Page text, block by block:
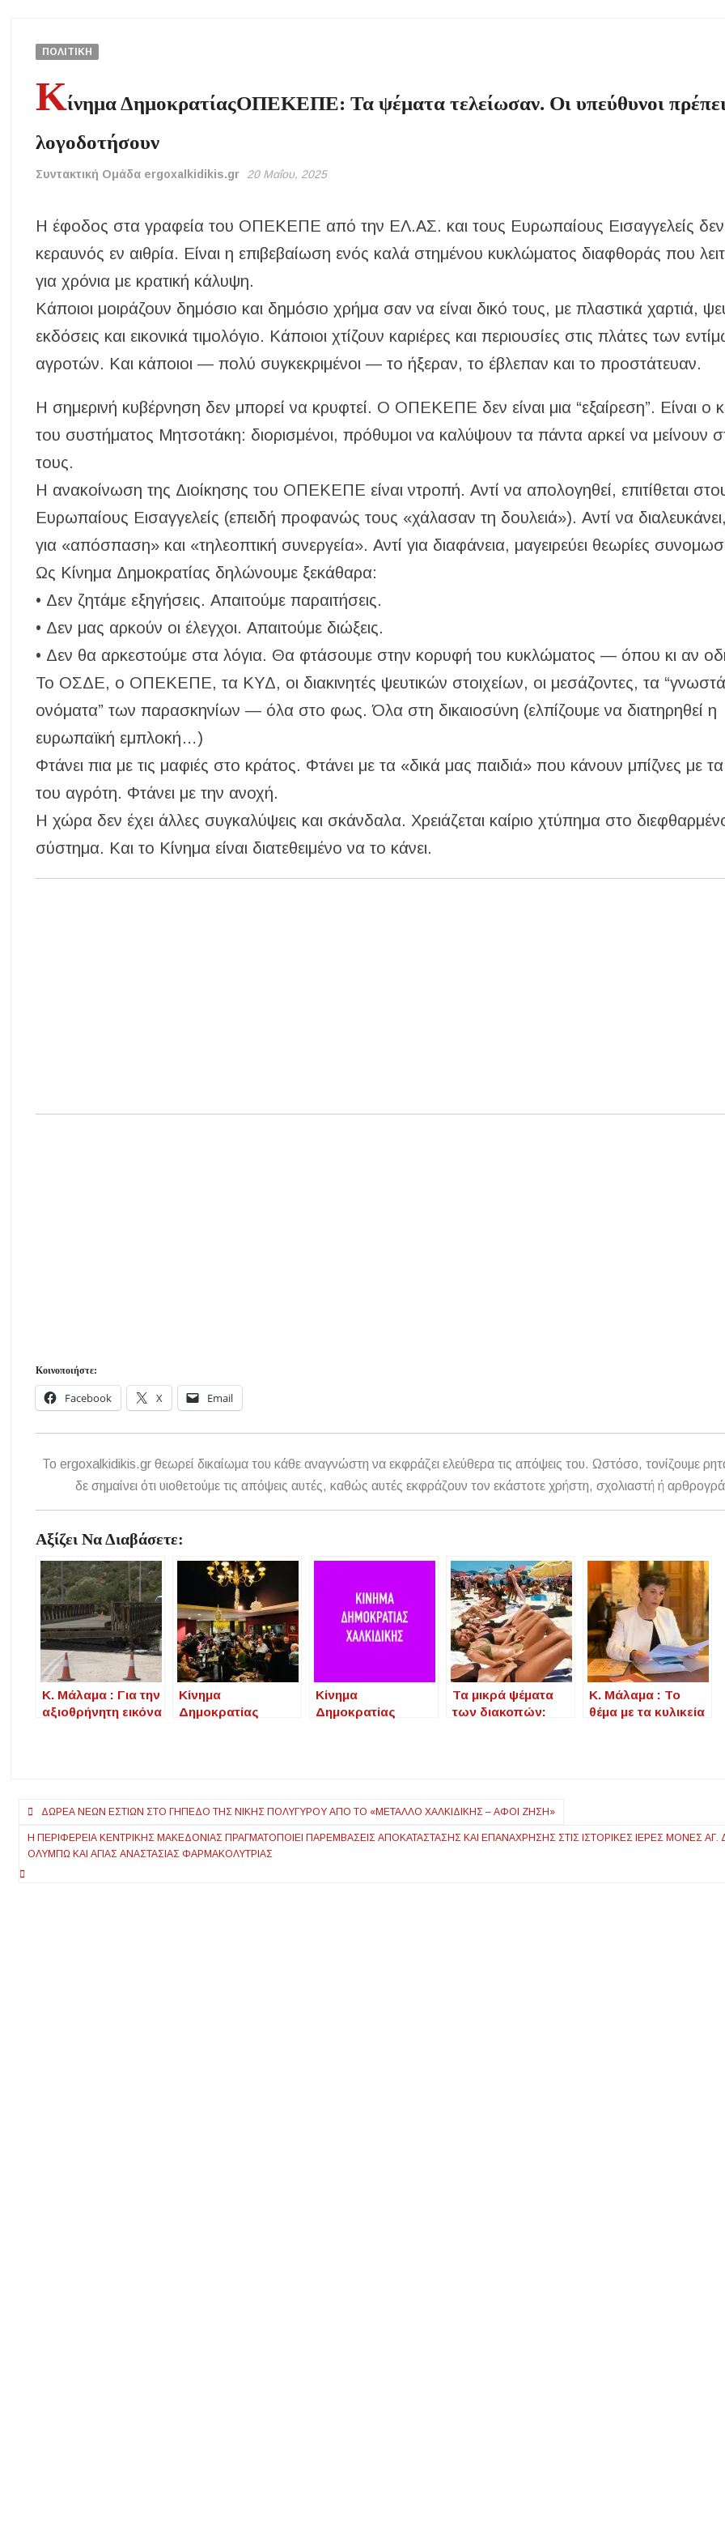
Η ΘΕΙΑ ΜΕΤΑΜΟΡΦΩΣΙΣ ΤΟΥ ΣΩΤΗΡΟΣ ΗΜΩΝ ΙΗΣΟΥ ΧΡΙΣΤΟΥ ΣΤΟ ΠΛΑΤΑΝΟΧΩΡΙ ΚΑΙ ΣΤΗ ΣΑΡΑΚΗΝΑ
Υπογράφηκε η σύμβαση για την ενεργειακή αναβάθμιση του Μουσικού Γυμνασίου Νέας Προποντίδας
ΠΟΛΙΤΙΚΗ
Κίνημα ΔημοκρατίαςΟΠΕΚΕΠΕ: Τα ψέματα τελείωσαν. Οι υπεύθυνοι
λογοδοτήσουν
Συντακτική Ομάδα ergoxalkidikis.gr 20 Μαΐου, 2025
Η έφοδος στα γραφεία του ΟΠΕΚΕΠΕ από την ΕΛ.ΑΣ. και τους Ευρωπαίους Εισαγγελείς δεν
κεραυνός εν αιθρία. Είναι η επιβεβαίωση ενός καλά στημένου κυκλώματος διαφθοράς που
για χρόνια με κρατική κάλυψη.
Κάποιοι μοιράζουν δημόσιο και δημόσιο χρήμα σαν να είναι δικό τους, με πλαστικά χαρτιά,
εκδόσεις και εικονικά τιμολόγιο. Κάποιοι χτίζουν καριέρες και περιουσίες στις πλάτες των
αγροτών. Και κάποιοι — πολύ συγκεκριμένοι — το ήξεραν, το έβλεπαν και το προστάτευαν.
Η σημερινή κυβέρνηση δεν μπορεί να κρυφτεί. Ο ΟΠΕΚΕΠΕ δεν είναι μια “εξαίρεση”. Είναι ο
του συστήματος Μητσοτάκη: διορισμένοι, πρόθυμοι να καλύψουν τα πάντα αρκεί να μείνουν
τους.
Η ανακοίνωση της Διοίκησης του ΟΠΕΚΕΠΕ είναι ντροπή. Αντί να απολογηθεί, επιτίθεται
Ευρωπαίους Εισαγγελείς (επειδή προφανώς τους «χάλασαν τη δουλειά»). Αντί να διαλευκάνει,
για «απόσπαση» και «τηλεοπτική συνεργεία». Αντί για διαφάνεια, μαγειρεύει θεωρίες
Ως Κίνημα Δημοκρατίας δηλώνουμε ξεκάθαρα:
• Δεν ζητάμε εξηγήσεις. Απαιτούμε παραιτήσεις.
• Δεν μας αρκούν οι έλεγχοι. Απαιτούμε διώξεις.
• Δεν θα αρκεστούμε στα λόγια. Θα φτάσουμε στην κορυφή του κυκλώματος — όπου κι αν
Το ΟΣΔΕ, ο ΟΠΕΚΕΠΕ, τα ΚΥΔ, οι διακινητές ψευτικών στοιχείων, οι μεσάζοντες, τα “γνωστά
ονόματα” των παρασκηνίων — όλα στο φως. Όλα στη δικαιοσύνη (ελπίζουμε να διατηρηθεί η
ευρωπαϊκή εμπλοκή…)
Φτάνει πια με τις μαφιές στο κράτος. Φτάνει με τα «δικά μας παιδιά» που κάνουν μπίζνες με
του αγρότη. Φτάνει με την ανοχή.
Η χώρα δεν έχει άλλες συγκαλύψεις και σκάνδαλα. Χρειάζεται καίριο χτύπημα στο
σύστημα. Και το Κίνημα είναι διατεθειμένο να το κάνει.
Κοινοποιήστε:
Facebook X Email
To ergoxalkidikis.gr θεωρεί δικαίωμα του κάθε αναγνώστη να εκφράζει ελεύθερα τις απόψεις του. Ωστόσο, τονίζουμε
δε σημαίνει ότι υιοθετούμε τις απόψεις αυτές, καθώς αυτές εκφράζουν τον εκάστοτε χρήστη, σχολιαστή ή
Αξίζει Να Διαβάσετε:
Κ. Μάλαμα : Για την
αξιοθρήνητη εικόνα
Κίνημα
Δημοκρατίας
συμμετοχικά”.
Κίνημα
Δημοκρατίας
υποβαθμίζεται.
Τα μικρά ψέματα
των διακοπών:
Κ. Μάλαμα : Το
θέμα με τα κυλικεία
Πλοήγηση
άρθρων
ΔΩΡΕΆ ΝΈΩΝ ΕΣΤΙΏΝ ΣΤΟ ΓΉΠΕΔΟ ΤΗΣ ΝΊΚΗΣ ΠΟΛΥΓΎΡΟΥ ΑΠΌ ΤΟ «ΜΈΤΑΛΛΟ ΧΑΛΚΙΔΙΚΉΣ – ΑΦΟΙ ΖΗΣΗ»
Η ΠΕΡΙΦΈΡΕΙΑ ΚΕΝΤΡΙΚΉΣ ΜΑΚΕΔΟΝΊΑΣ ΠΡΑΓΜΑΤΟΠΟΙΕΊ ΠΑΡΕΜΒΆΣΕΙΣ ΑΠΟΚΑΤΆΣΤΑΣΗΣ ΚΑΙ ΕΠΑΝΆΧΡΗΣΗΣ ΣΤΙΣ ΙΣΤΟΡΙΚΈΣ ΙΕΡΈΣ ΜΟΝΈΣ ΑΓ.
ΟΛΎΜΠΩ ΚΑΙ ΑΓΊΑΣ ΑΝΑΣΤΑΣΊΑΣ ΦΑΡΜΑΚΟΛΎΤΡΙΑΣ